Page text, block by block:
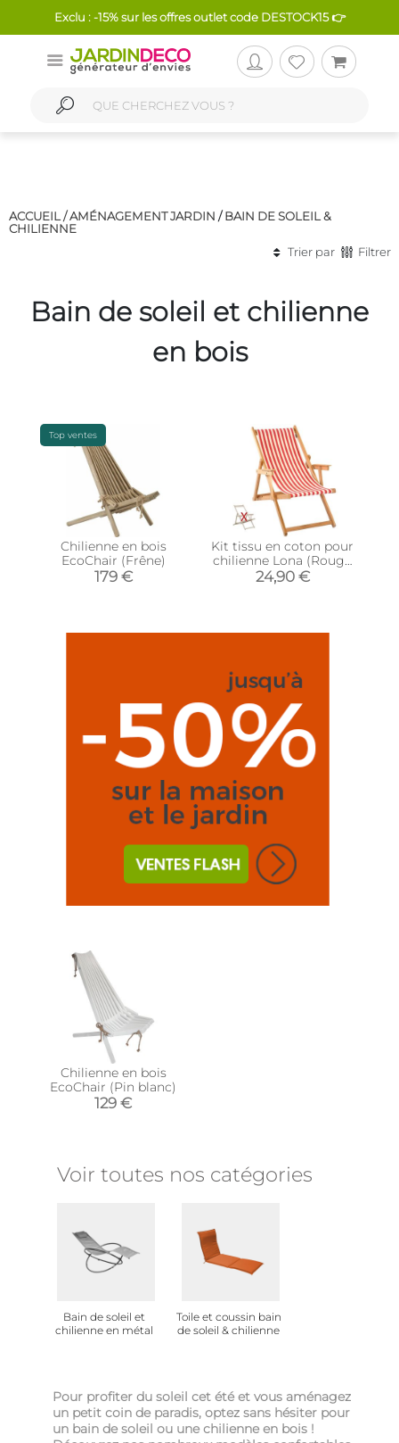
Exclu : -15% sur les offres outlet code DESTOCK15 👉
ACCUEIL /AMÉNAGEMENT JARDIN /BAIN DE SOLEIL &
CHILIENNE
Trier par
Filtrer
Bain de soleil et chilienne
en bois
Top ventes
Chilienne en bois
EcoChair (Frêne)
179 €
Kit tissu en coton pour
chilienne Lona (Rouge
et naturel)
24,90 €
Chilienne en bois
EcoChair (Pin blanc)
129 €
Voir toutes nos catégories
Bain de soleil et
chilienne en métal
Toile et coussin bain
de soleil & chilienne
Pour profiter du soleil cet été et vous aménagez
un petit coin de paradis, optez sans hésiter pour
un bain de soleil ou une chilienne en bois !